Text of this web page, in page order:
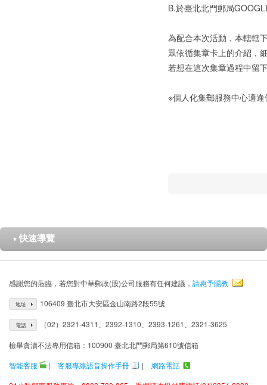
B.於臺北北門郵局
為配合本次活動，本轄轄
眾依循集章卡上的介紹，
若想在這次集章過程中留
※個人化集郵服務中心適
▼ 快速導覽
感謝您的蒞臨，若您對中華郵政(股)公司服務有任何建議， 請惠予賜教
地址 106409 臺北市大安區金山南路2段55號
電話 （02）2321-4311、2392-1310、2393-1261、2321-3625
檢舉貪瀆不法專用信箱：100900 臺北北門郵局第610號信箱
智能客服
| 客服專線語音操作手冊 |
網路電話